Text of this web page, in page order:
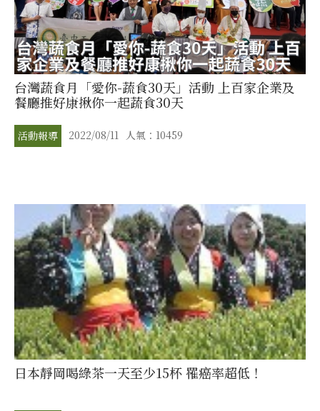
台灣蔬食月「愛你-蔬食30天」活動 上百家企業及
餐廳推好康揪你一起蔬食30天
活動報導 2022/08/11 人氣：10459
日本靜岡喝綠茶一天至少15杯 罹癌率超低！